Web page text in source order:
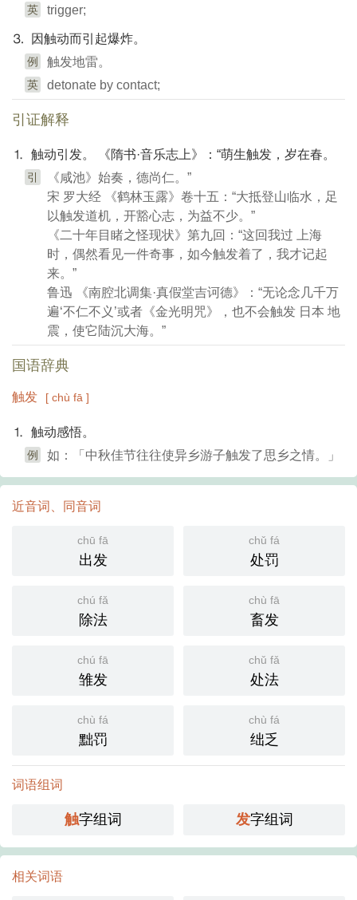
英 trigger;
⒊ 因触动而引起爆炸。
例 触发地雷。
英 detonate by contact;
引证解释
⒈ 触动引发。 《隋书·音乐志上》：“萌生触发，岁在春。
引
《咸池》始奏，德尚仁。”
宋 罗大经 《鹤林玉露》卷十五：“大抵登山临水，足
以触发道机，开豁心志，为益不少。”
《二十年目睹之怪现状》第九回：“这回我过 上海
时，偶然看见一件奇事，如今触发着了，我才记起
来。”
鲁迅 《南腔北调集·真假堂吉诃德》：“无论念几千万
遍‘不仁不义’或者《金光明咒》，也不会触发 日本 地
震，使它陆沉大海。”
国语辞典
触发 [ chù fā ]
⒈ 触动感悟。
例 如：「中秋佳节往往使异乡游子触发了思乡之情。」
近音词、同音词
chū fā
出发
chǔ fá
处罚
chú fǎ
除法
chù fā
畜发
chú fā
雏发
chǔ fǎ
处法
chù fá
黜罚
chù fá
绌乏
词语组词
触字组词 发字组词
相关词语